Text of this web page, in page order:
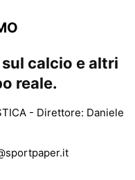
calcio e altri
reale.
- Direttore: Daniele